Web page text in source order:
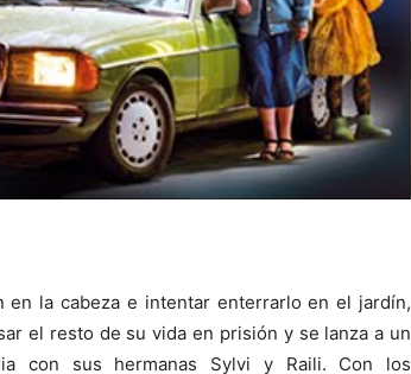
la cabeza e intentar enterrarlo en el jardín,
el resto de su vida en prisión y se lanza a un
con sus hermanas Sylvi y Raili. Con los